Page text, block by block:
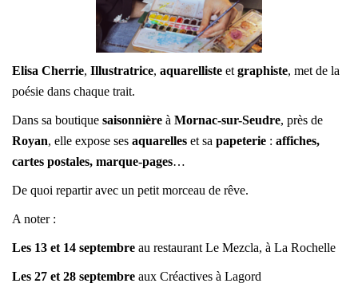
Elisa Cherrie, Illustratrice, aquarelliste et graphiste, met de la
poésie dans chaque trait.
Dans sa boutique saisonnière à Mornac-sur-Seudre, près de
Royan, elle expose ses aquarelles et sa papeterie : affiches,
cartes postales, marque-pages…
De quoi repartir avec un petit morceau de rêve.
A noter :
Les 13 et 14 septembre au restaurant Le Mezcla, à La Rochelle
Les 27 et 28 septembre aux Créactives à Lagord